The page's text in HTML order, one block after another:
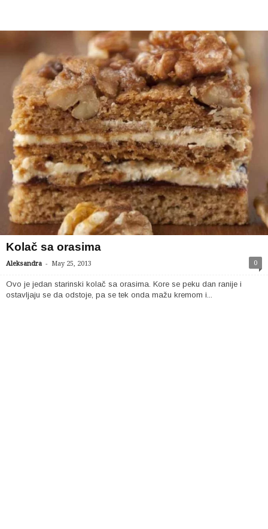
Kolač sa orasima
Aleksandra - May 25, 2013 0
Ovo je jedan starinski kolač sa orasima. Kore se peku dan ranije i
ostavljaju se da odstoje, pa se tek onda mažu kremom i...